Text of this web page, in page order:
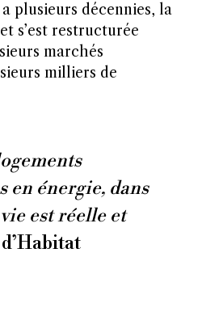
plusieurs décennies, la
s’est restructurée
marchés
milliers de
en énergie, dans
est réelle et